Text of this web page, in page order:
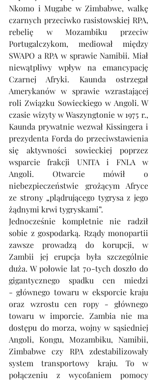
Nkomo i Mugabe w Zimbabwe, walkę
czarnych przeciwko rasistowskiej RPA,
rebelię w Mozambiku przeciw
Portugalczykom, mediował między
SWAPO a RPA w sprawie Namibii. Miał
niewątpliwy wpływ na emancypację
Czarnej Afryki. Kaunda ostrzegał
Amerykanów w sprawie wzrastającej
roli Związku Sowieckiego w Angoli. W
czasie wizyty w Waszyngtonie w 1975 r.,
Kaunda prywatnie wezwał Kissingera i
prezydenta Forda do przeciwstawienia
się aktywności sowieckiej poprzez
wsparcie frakcji UNITA i FNLA w
Angoli. Otwarcie mówił o
niebezpieczeństwie grożącym Afryce
ze strony „plądrującego tygrysa z jego
żądnymi krwi tygryskami”.
Jednocześnie kompletnie nie radził
sobie z gospodarką. Rządy monopartii
zawsze prowadzą do korupcji, w
Zambii jej erupcja była szczególnie
duża. W połowie lat 70-tych doszło do
gigantycznego spadku cen miedzi
- głównego towaru w eksporcie kraju
oraz wzrostu cen ropy - głównego
towaru w imporcie. Zambia nie ma
dostępu do morza, wojny w sąsiedniej
Angoli, Kongu, Mozambiku, Namibii,
Zimbabwe czy RPA zdestabilizowały
system transportowy kraju. To w
połączeniu z wycofaniem pomocy